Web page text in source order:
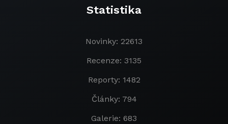
Statistika
Novinky: 22613
Recenze: 3135
Reporty: 1482
Články: 794
Galerie: 683